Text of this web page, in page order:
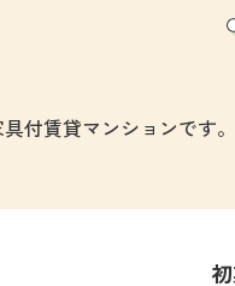
付賃貸マンションです。